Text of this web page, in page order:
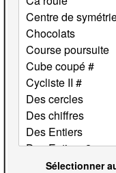
Sélectionner